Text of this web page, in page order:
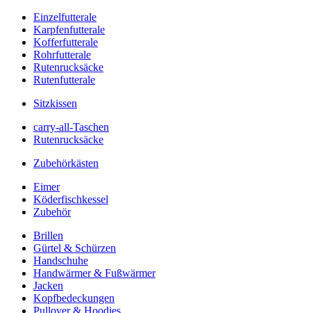
Einzelfutterale
Karpfenfutterale
Kofferfutterale
Rohrfutterale
Rutenrucksäcke
Rutenfutterale
Sitzkissen
carry-all-Taschen
Rutenrucksäcke
Zubehörkästen
Eimer
Köderfischkessel
Zubehör
Brillen
Gürtel & Schürzen
Handschuhe
Handwärmer & Fußwärmer
Jacken
Kopfbedeckungen
Pullover & Hoodies